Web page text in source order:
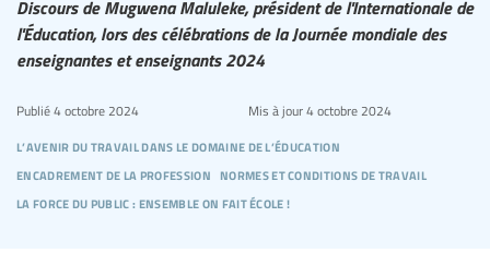
Discours de Mugwena Maluleke, président de l'Internationale de
l'Éducation, lors des célébrations de la Journée mondiale des
enseignantes et enseignants 2024
l’avenir du travail dans le domaine de l’éducation
encadrement de la profession normes et conditions de travail
la force du public : ensemble on fait école !
Publié4 octobre 2024 Mis à jour4 octobre 2024